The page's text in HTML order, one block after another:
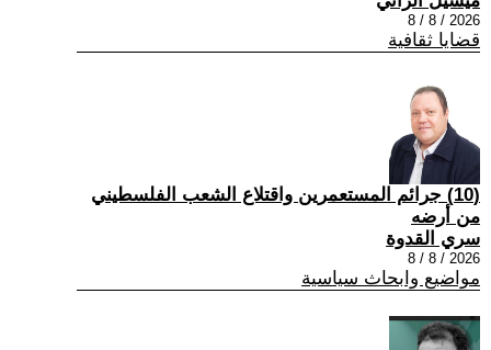
2026 / 8 / 8
قضايا ثقافية
(10) جرائم المستعمرين واقتلاع الشعب الفلسطيني
من أرضه
سري القدوة
2026 / 8 / 8
مواضيع وابحاث سياسية